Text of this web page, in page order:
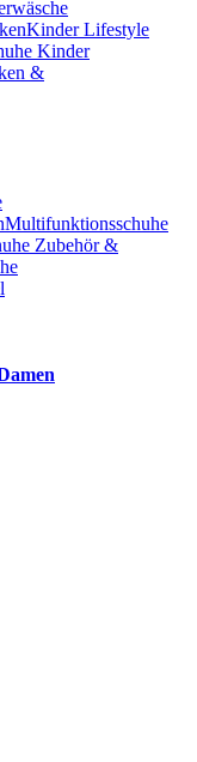
Kinder Lifestyle
Kinder
&
Multifunktionsschuhe
Zubehör &